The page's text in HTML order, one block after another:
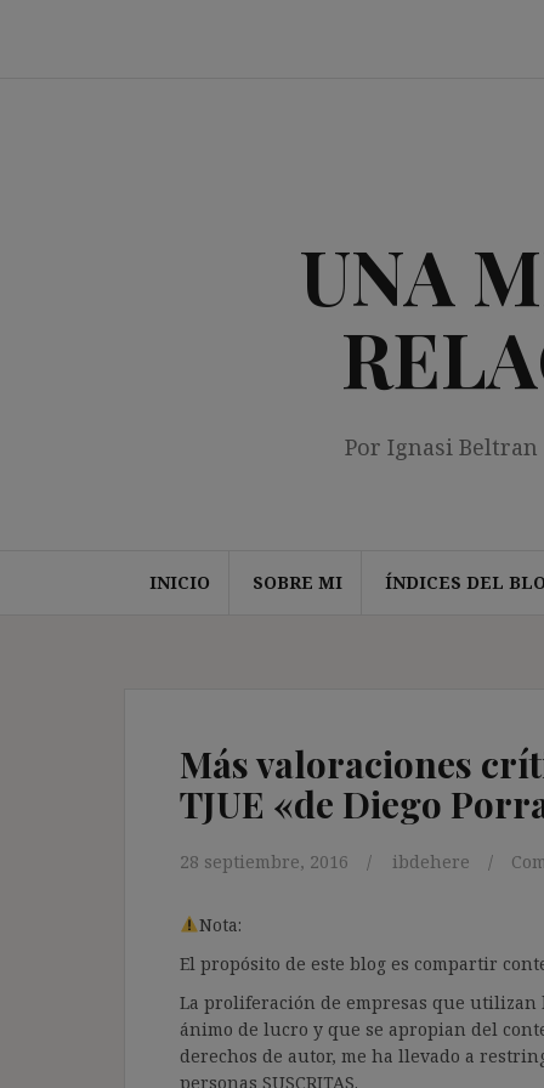
UNA
Por Ignasi Beltran
INICIO SOBRE MI ÍNDICES DEL
Más valoraciones
TJUE «de Diego
28 septiembre, 2016 ibdehere
Nota:
El propósito de este blog es compartir
La proliferación de empresas que
ánimo de lucro y que se apropian del
derechos de autor, me ha llevado a
personas SUSCRITAS.